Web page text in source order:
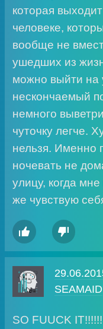
которая
человеке,
вообще не
ушедших из
можно выйти на
нескончаемый
немного
чуточку легче.
нельзя. Именно
ночевать не
улицу, когда
же чувствую
 
SEAMAID
SO FUUCK